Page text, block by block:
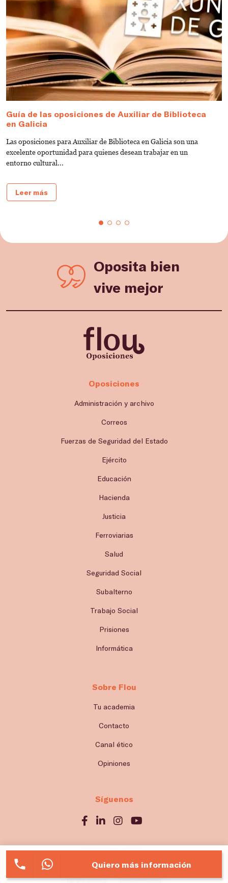
Guía de las oposiciones de Auxiliar de Biblioteca
en Galicia
Las oposiciones para Auxiliar de Biblioteca en Galicia son una
excelente oportunidad para quienes desean trabajar en un
entorno cultural...
Leer más
Oposita bien
vive mejor
Oposiciones
Administración y archivo
Correos
Fuerzas de Seguridad del Estado
Ejército
Educación
Hacienda
Justicia
Ferroviarias
Salud
Seguridad Social
Subalterno
Trabajo Social
Prisiones
Informática
Sobre Flou
Tu academia
Contacto
Canal ético
Opiniones
Síguenos
Nuestros sellos
Quiero más información